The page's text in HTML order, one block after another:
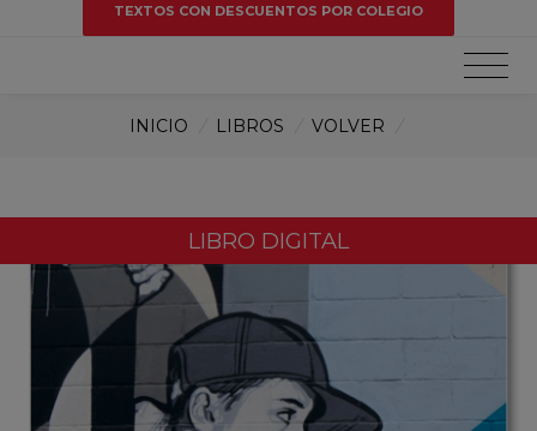
TEXTOS CON DESCUENTOS POR COLEGIO
INICIO LIBROS VOLVER
LIBRO DIGITAL